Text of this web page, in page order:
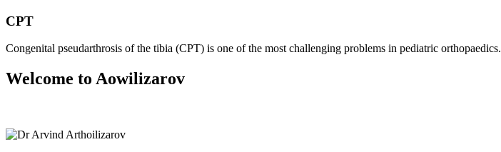
CPT
Congenital pseudarthrosis of the tibia (CPT) is one of the most challenging problems in pediatric orthopaedics.
Welcome to Aowilizarov